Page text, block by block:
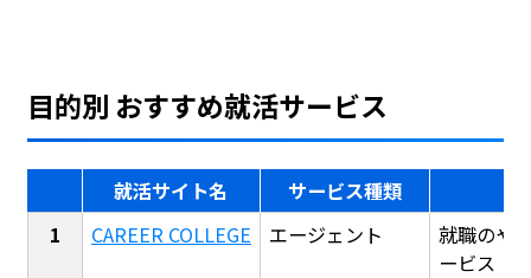
目的別 おすすめ就活サービス
就活サイト名
サービス種類
CAREER COLLEGE
エージェント
就職のや
ービス